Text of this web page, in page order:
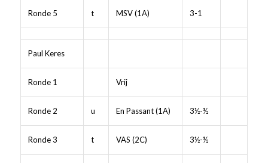
Ronde 5 t MSV (1A) 3-1
Paul Keres
Ronde 1 Vrij
Ronde 2 u En Passant (1A) 3½-½
Ronde 3 t VAS (2C) 3½-½